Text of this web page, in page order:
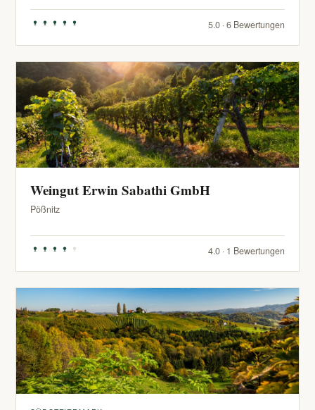
5.0 · 6 Bewertungen
Weingut Erwin Sabathi GmbH
Pößnitz
4.0 · 1 Bewertungen